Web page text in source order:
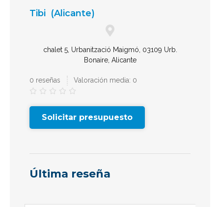
Tibi (Alicante)
chalet 5, Urbanització Maigmó, 03109 Urb.
Bonaire, Alicante
0 reseñas Valoración media: 0
    
Solicitar presupuesto
Última reseña